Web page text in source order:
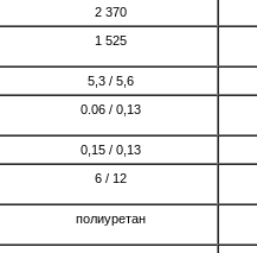
2 370
1 525
5,3 / 5,6
0.06 / 0,13
0,15 / 0,13
6 / 12
полиуретан